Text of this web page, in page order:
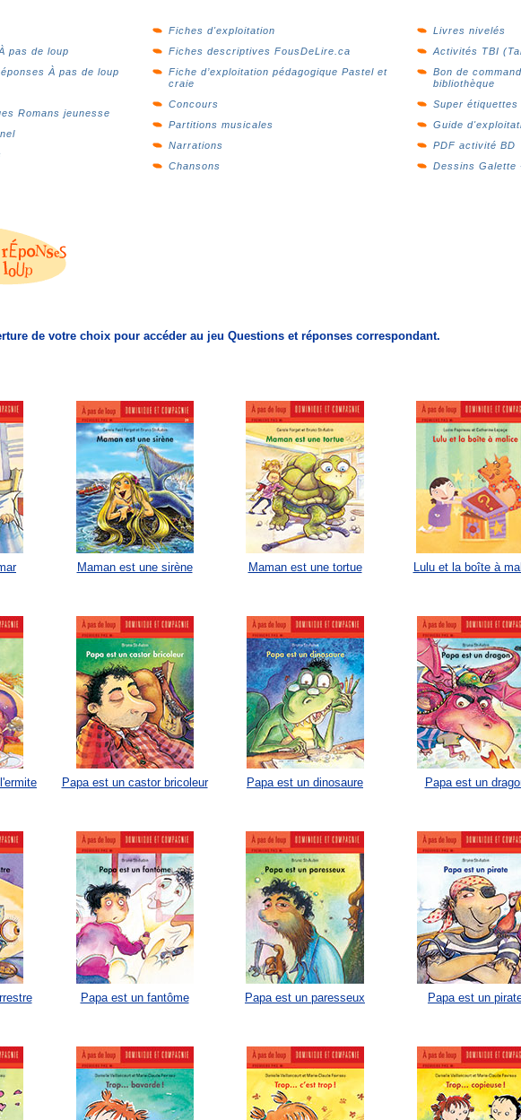
pas de loup
À pas de loup
Romans jeunesse
Fiches d'exploitation
Fiches descriptives FousDeLire.ca
Fiche d’exploitation pédagogique Pastel et
craie
Concours
Partitions musicales
Narrations
Chansons
Livres nivelés
Activités TBI
Bon de
bibliothèque
Super étiquettes
Guide
PDF activité BD
Dessins Galette
de votre choix pour accéder au jeu Questions et réponses correspondant.
Maman est une sirène Maman est une tortue Lulu et la boîte à
Papa est un castor bricoleur Papa est un dinosaure Papa est un
Papa est un fantôme Papa est un paresseux Papa est un